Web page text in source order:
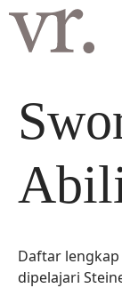
Langsung
Daftar
dipelajari